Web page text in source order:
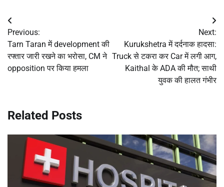
Post
navigation
Previous:
Tarn Taran में development की
रफ्तार जारी रखने का भरोसा, CM ने
opposition पर किया हमला
Next:
Kurukshetra में दर्दनाक हादसा:
Truck से टकरा कर Car में लगी आग,
Kaithal के ADA की मौत; साथी
युवक की हालत गंभीर
Related Posts